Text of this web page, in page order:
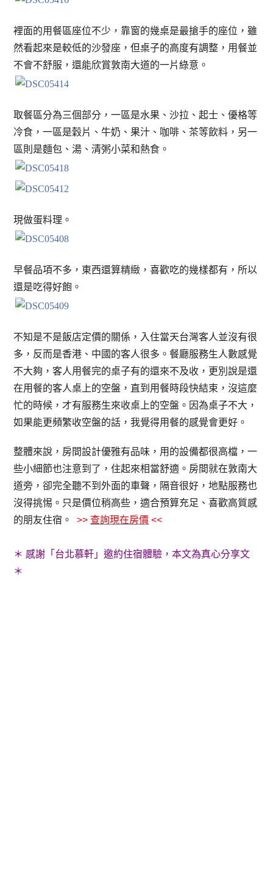
裡面的用餐區座位不少，靠窗的幾桌是最搶手的座位，雖
然看起來是較低的沙發座，但桌子的高度有調整，用餐並
不會不舒服，還能欣賞敦南大道的一片綠意。
取餐區分為三個部分，一區是水果、沙拉、起士、優格等
冷食，一區是穀片、牛奶、果汁、咖啡、茶等飲料，另一
區則是麵包、湯、清粥小菜和熱食。
現做蛋料理。
早餐品項不多，東西還算精緻，喜歡吃的幾樣都有，所以
還是吃得好飽。
不知是不是飯店定價的關係，入住當天台灣客人並沒有很
多，反而是香港、中國的客人很多。餐廳服務生人數感覺
不大夠，客人用餐完的桌子有的還來不及收，更別說是還
在用餐的客人桌上的空盤，直到用餐時段快結束，沒這麼
忙的時候，才有服務生來收桌上的空盤。因為桌子不大，
如果能更頻繁收空盤的話，我覺得用餐的感覺會更好。
整體來說，房間設計優雅有品味，用的設備都很高檔，一
些小細節也注意到了，住起來相當舒適。房間就在敦南大
道旁，卻完全聽不到外面的車聲，隔音很好，地點服務也
沒得挑惕。只是價位稍高些，適合預算充足、喜歡高質感
的朋友住宿。>> 查詢現在房價 <<
＊ 感謝「台北慕軒」邀約住宿體驗，本文為真心分享文
＊